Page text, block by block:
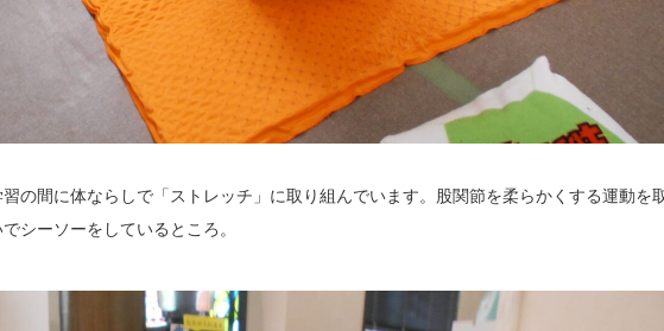
の間に体ならしで「ストレッチ」に取り組んでいます。股関節を柔らかくする運動を
シーソーをしているところ。